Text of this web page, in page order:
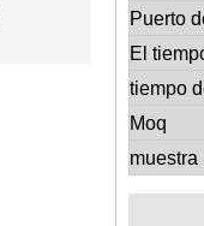
Puerto
El
tiempo
Moq
muestra